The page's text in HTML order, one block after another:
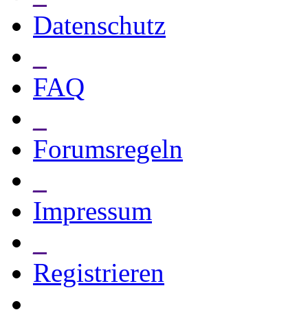
Datenschutz
FAQ
Forumsregeln
Impressum
Registrieren